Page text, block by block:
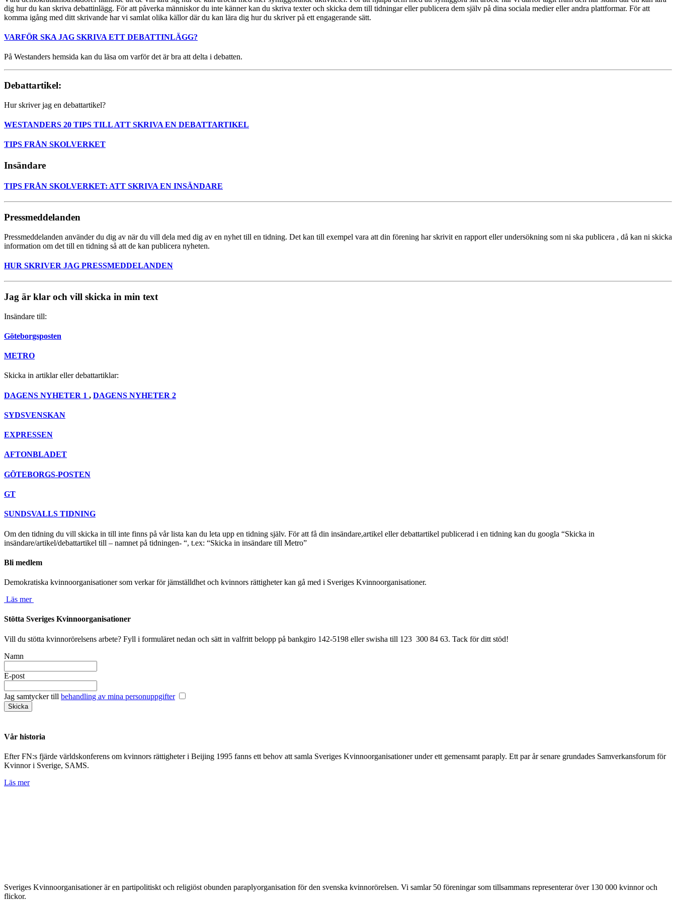
dig hur du kan skriva debattinlägg. För att påverka människor du inte känner kan du skriva texter och skicka dem till tidningar eller publicera dem själv på dina sociala medier eller andra plattformar. För att
komma igång med ditt skrivande har vi samlat olika källor där du kan lära dig hur du skriver på ett engagerande sätt.
VARFÖR SKA JAG SKRIVA ETT DEBATTINLÄGG?
På Westanders hemsida kan du läsa om varför det är bra att delta i debatten.
Debattartikel:
Hur skriver jag en debattartikel?
WESTANDERS 20 TIPS TILL ATT SKRIVA EN DEBATTARTIKEL
TIPS FRÅN SKOLVERKET
Insändare
TIPS FRÅN SKOLVERKET: ATT SKRIVA EN INSÄNDARE
Pressmeddelanden
Pressmeddelanden använder du dig av när du vill dela med dig av en nyhet till en tidning. Det kan till exempel vara att din förening har skrivit en rapport eller undersökning som ni ska publicera , då kan ni skicka
information om det till en tidning så att de kan publicera nyheten.
HUR SKRIVER JAG PRESSMEDDELANDEN
Jag är klar och vill skicka in min text
Insändare till:
Göteborgsposten
METRO
Skicka in artiklar eller debattartiklar:
DAGENS NYHETER 1 , DAGENS NYHETER 2
SYDSVENSKAN
EXPRESSEN
AFTONBLADET
GÖTEBORGS-POSTEN
GT
SUNDSVALLS TIDNING
Om den tidning du vill skicka in till inte finns på vår lista kan du leta upp en tidning själv. För att få din insändare,artikel eller debattartikel publicerad i en tidning kan du googla “Skicka in
insändare/artikel/debattartikel till – namnet på tidningen- “, t.ex: “Skicka in insändare till Metro”
Bli medlem
Demokratiska kvinnoorganisationer som verkar för jämställdhet och kvinnors rättigheter kan gå med i Sveriges Kvinnoorganisationer.
Läs mer
Stötta Sveriges Kvinnoorganisationer
Vill du stötta kvinnorörelsens arbete? Fyll i formuläret nedan och sätt in valfritt belopp på bankgiro 142-5198 eller swisha till 123 300 84 63. Tack för ditt stöd!
Namn
E-post
Jag samtycker till behandling av mina personuppgifter
Vår historia
Efter FN:s fjärde världskonferens om kvinnors rättigheter i Beijing 1995 fanns ett behov att samla Sveriges Kvinnoorganisationer under ett gemensamt paraply. Ett par år senare grundades Samverkansforum för
Kvinnor i Sverige, SAMS.
Läs mer
Sveriges Kvinnoorganisationer är en partipolitiskt och religiöst obunden paraplyorganisation för den svenska kvinnorörelsen. Vi samlar 50 föreningar som tillsammans representerar över 130 000 kvinnor och
flickor.